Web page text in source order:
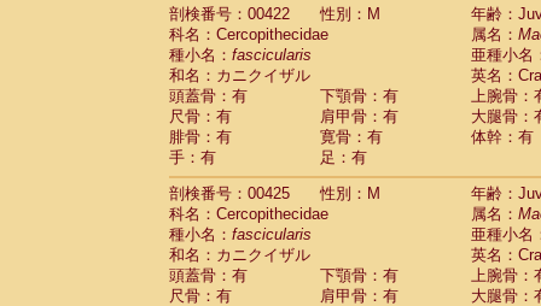
剖検番号：00422
性別：M
年齢：
科名：Cercopithecidae
属名：
種小名： fascicularis
亜種小名
和名：カニクイザル
英名：
頭蓋骨：有
下顎骨：有
上腕骨：
尺骨：有
肩甲骨：有
大腿骨：
腓骨：有
寛骨：有
体幹：有
手：有
足：有
剖検番号：00425
性別：M
年齢：
科名：Cercopithecidae
属名：
種小名： fascicularis
亜種小名
和名：カニクイザル
英名：
頭蓋骨：有
下顎骨：有
上腕骨：
尺骨：有
肩甲骨：有
大腿骨：